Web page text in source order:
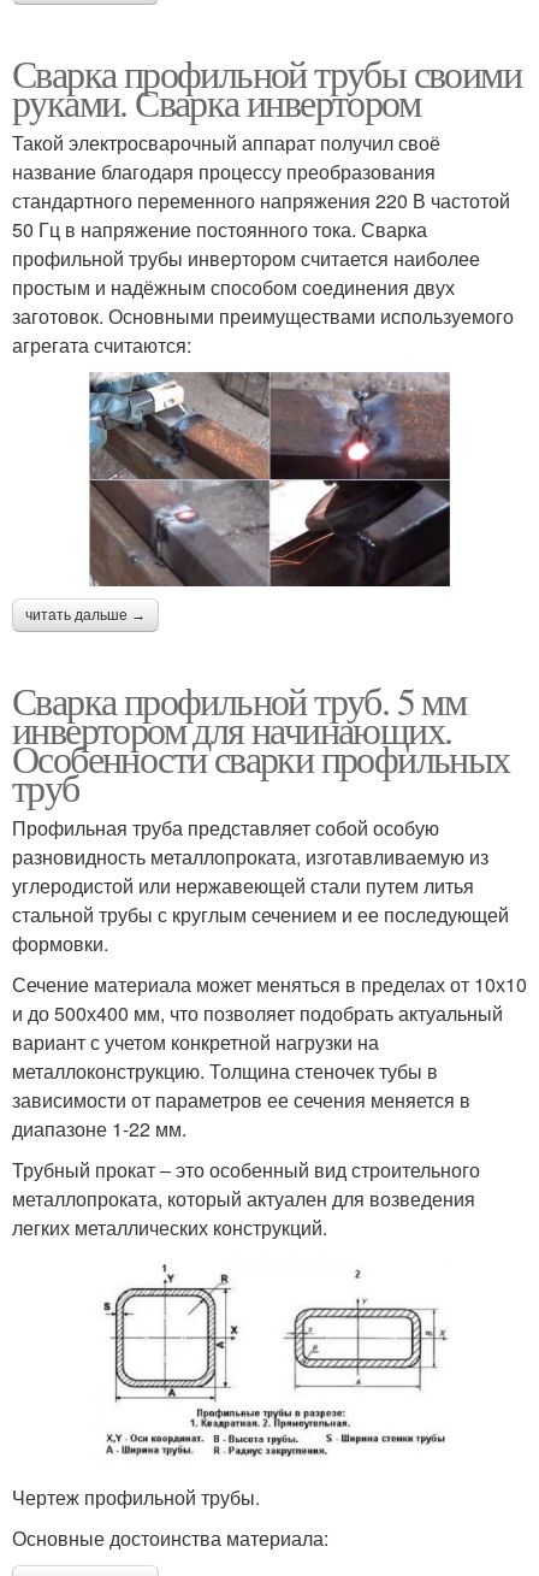
Сварка профильной трубы своими
руками. Сварка инвертором
Такой электросварочный аппарат получил своё
название благодаря процессу преобразования
стандартного переменного напряжения 220 В частотой
50 Гц в напряжение постоянного тока. Сварка
профильной трубы инвертором считается наиболее
простым и надёжным способом соединения двух
заготовок. Основными преимуществами используемого
агрегата считаются:
читать дальше →
Сварка профильной труб. 5 мм
инвертором для начинающих.
Особенности сварки профильных
труб
Профильная труба представляет собой особую
разновидность металлопроката, изготавливаемую из
углеродистой или нержавеющей стали путем литья
стальной трубы с круглым сечением и ее последующей
формовки.
Сечение материала может меняться в пределах от 10х10
и до 500х400 мм, что позволяет подобрать актуальный
вариант с учетом конкретной нагрузки на
металлоконструкцию. Толщина стеночек тубы в
зависимости от параметров ее сечения меняется в
диапазоне 1-22 мм.
Трубный прокат ‒ это особенный вид строительного
металлопроката, который актуален для возведения
легких металлических конструкций.
Чертеж профильной трубы.
Основные достоинства материала: